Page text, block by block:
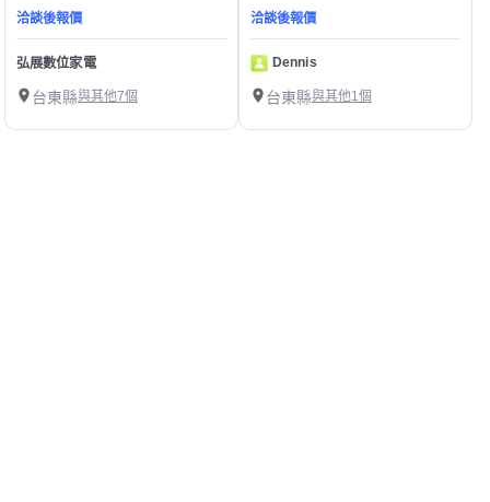
洽談後報價
弘展數位家電
台東縣與其他7個
洽談後報價
Dennis
台東縣與其他1個